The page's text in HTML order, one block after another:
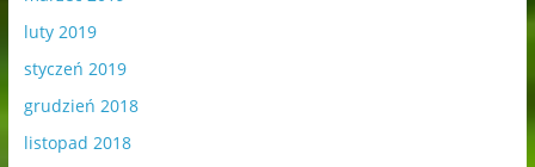
luty 2019
styczeń 2019
grudzień 2018
listopad 2018